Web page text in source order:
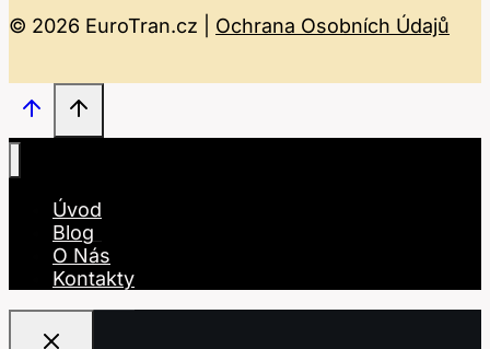
© 2026 EuroTran.cz | Ochrana Osobních Údajů
Úvod
Blog
O Nás
Kontakty